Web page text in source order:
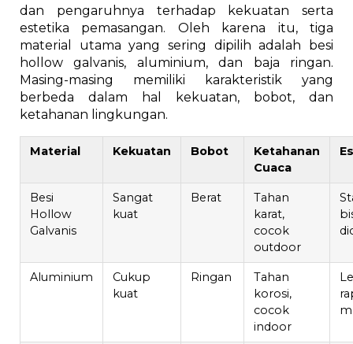
dan pengaruhnya terhadap kekuatan serta
estetika pemasangan. Oleh karena itu, tiga
material utama yang sering dipilih adalah besi
hollow galvanis, aluminium, dan baja ringan.
Masing-masing memiliki karakteristik yang
berbeda dalam hal kekuatan, bobot, dan
ketahanan lingkungan.
Material Kekuatan Bobot
Ketahanan
Cuaca
Besi
Hollow
Galvanis
Sangat
kuat
Berat
Tahan
karat,
cocok
outdoor
Aluminium
Cukup
kuat
Ringan
Tahan
korosi,
cocok
indoor